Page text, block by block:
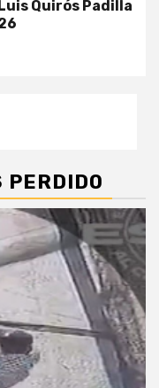
Quirós Padilla
PERDIDO